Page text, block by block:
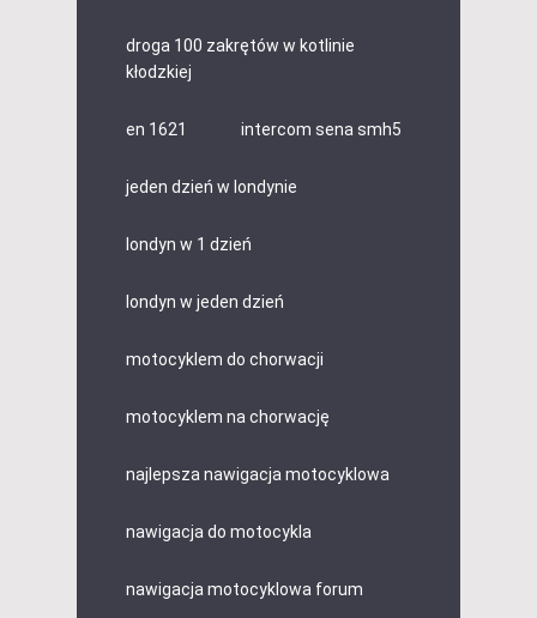
droga 100 zakrętów w kotlinie
kłodzkiej
en 1621 intercom sena smh5
jeden dzień w londynie
londyn w 1 dzień
londyn w jeden dzień
motocyklem do chorwacji
motocyklem na chorwację
najlepsza nawigacja motocyklowa
nawigacja do motocykla
nawigacja motocyklowa forum